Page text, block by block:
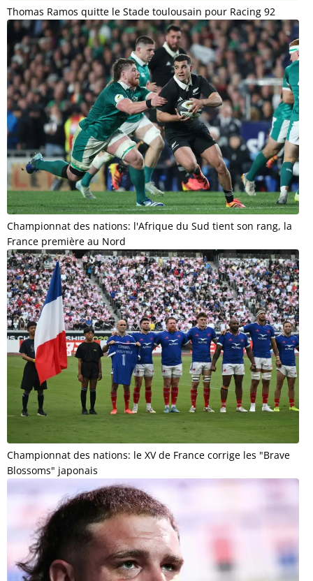
Thomas Ramos quitte le Stade toulousain pour Racing 92
Championnat des nations: l'Afrique du Sud tient son rang, la
France première au Nord
Championnat des nations: le XV de France corrige les "Brave
Blossoms" japonais